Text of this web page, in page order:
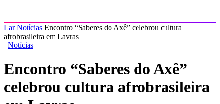
LarNotícias Encontro “Saberes do Axê” celebrou cultura
afrobrasileira em Lavras
Notícias
Encontro “Saberes do Axê”
celebrou cultura afrobrasileira